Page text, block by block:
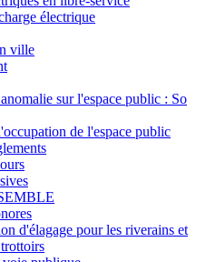
électrique
ville
sur l'espace public : So
de l'espace public
d'élagage pour les riverains et